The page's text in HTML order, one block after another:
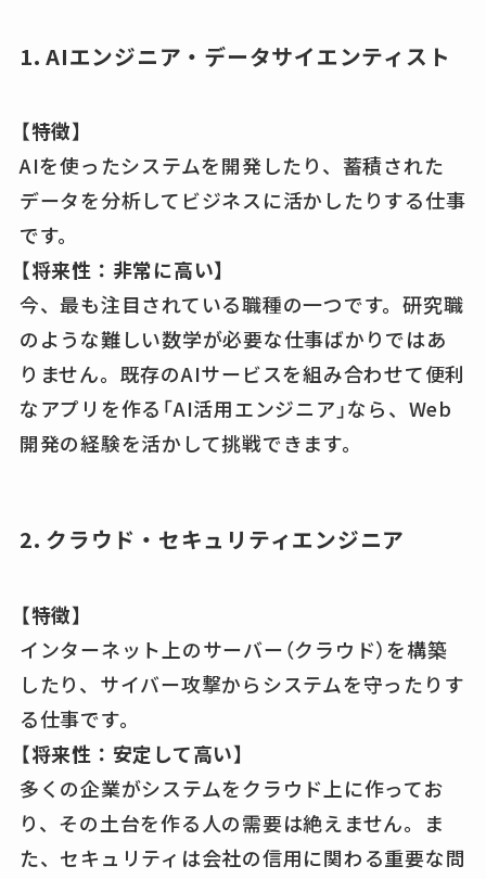
1. AIエンジニア・データサイエンティスト
【特徴】
AIを使ったシステムを開発したり、蓄積された
データを分析してビジネスに活かしたりする仕事
です。
【将来性：非常に高い】
今、最も注目されている職種の一つです。研究職
のような難しい数学が必要な仕事ばかりではあ
りません。既存のAIサービスを組み合わせて便利
なアプリを作る「AI活用エンジニア」なら、Web
開発の経験を活かして挑戦できます。
2. クラウド・セキュリティエンジニア
【特徴】
インターネット上のサーバー（クラウド）を構築
したり、サイバー攻撃からシステムを守ったりす
る仕事です。
【将来性：安定して高い】
多くの企業がシステムをクラウド上に作ってお
り、その土台を作る人の需要は絶えません。ま
た、セキュリティは会社の信用に関わる重要な問